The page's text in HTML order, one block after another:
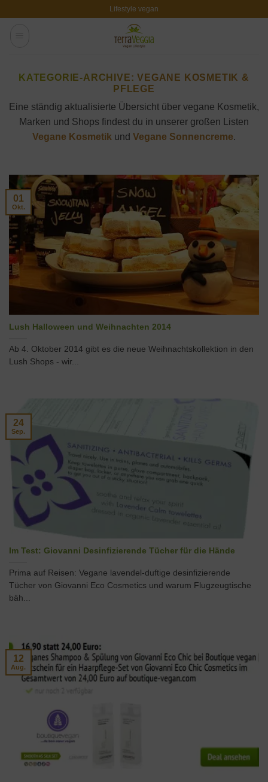
Lifestyle vegan
KATEGORIE-ARCHIVE:VEGANE KOSMETIK &
PFLEGE
Eine ständig aktualisierte Übersicht über vegane Kosmetik,
Marken und Shops findest du in unserer großen Listen
Vegane Kosmetik und Vegane Sonnencreme.
Lush Halloween und Weihnachten 2014
Ab 4. Oktober 2014 gibt es die neue Weihnachtskollektion in den
Lush Shops - wir...
01
Okt.
Im Test: Giovanni Desinfizierende Tücher für die Hände
Prima auf Reisen: Vegane lavendel-duftige desinfizierende
Tücher von Giovanni Eco Cosmetics und warum Flugzeugtische
bäh...
24
Sep.
12
Aug.